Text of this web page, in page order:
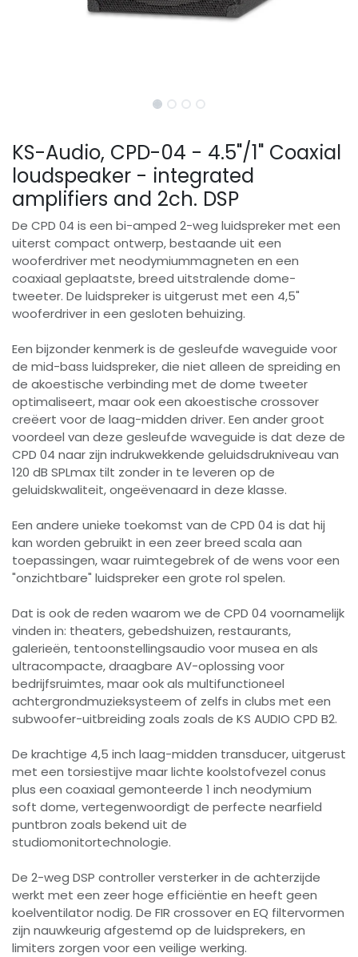
KS-Audio, CPD-04 - 4.5"/1" Coaxial
loudspeaker - integrated
amplifiers and 2ch. DSP
De CPD 04 is een bi-amped 2-weg luidspreker met een
uiterst compact ontwerp, bestaande uit een
wooferdriver met neodymiummagneten en een
coaxiaal geplaatste, breed uitstralende dome-
tweeter. De luidspreker is uitgerust met een 4,5"
wooferdriver in een gesloten behuizing.
Een bijzonder kenmerk is de gesleufde waveguide voor
de mid-bass luidspreker, die niet alleen de spreiding en
de akoestische verbinding met de dome tweeter
optimaliseert, maar ook een akoestische crossover
creëert voor de laag-midden driver. Een ander groot
voordeel van deze gesleufde waveguide is dat deze de
CPD 04 naar zijn indrukwekkende geluidsdrukniveau van
120 dB SPLmax tilt zonder in te leveren op de
geluidskwaliteit, ongeëvenaard in deze klasse.
Een andere unieke toekomst van de CPD 04 is dat hij
kan worden gebruikt in een zeer breed scala aan
toepassingen, waar ruimtegebrek of de wens voor een
"onzichtbare" luidspreker een grote rol spelen.
Dat is ook de reden waarom we de CPD 04 voornamelijk
vinden in: theaters, gebedshuizen, restaurants,
galerieën, tentoonstellingsaudio voor musea en als
ultracompacte, draagbare AV-oplossing voor
bedrijfsruimtes, maar ook als multifunctioneel
achtergrondmuzieksysteem of zelfs in clubs met een
subwoofer-uitbreiding zoals zoals de KS AUDIO CPD B2.
De krachtige 4,5 inch laag-midden transducer, uitgerust
met een torsiestijve maar lichte koolstofvezel conus
plus een coaxiaal gemonteerde 1 inch neodymium
soft dome, vertegenwoordigt de perfecte nearfield
puntbron zoals bekend uit de
studiomonitortechnologie.
De 2-weg DSP controller versterker in de achterzijde
werkt met een zeer hoge efficiëntie en heeft geen
koelventilator nodig. De FIR crossover en EQ filtervormen
zijn nauwkeurig afgestemd op de luidsprekers, en
limiters zorgen voor een veilige werking.